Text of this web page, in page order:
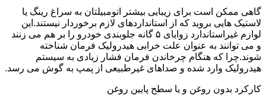
گاهی ممکن است برای زیبایی بیشتر اتومبیلتان به سراغ رینگ یا
لاستیک هایی بروید که از استانداردهای لازم برخوردار نیستند.این
لوازم غیراستاندارد زوایای ۵ گانه جلوبندی خودرو را بر هم می زنند
و می توانند به عنوان علت خرابی هیدرولیک فرمان شناخته
شوند.چرا که هنگام چرخاندن فرمان فشار زیادی به سیستم
هیدرولیک وارد شده و صداهای غیرطبیعی از پمپ به گوش می رسد.
کارکرد بدون روغن و یا سطح پایین روغن